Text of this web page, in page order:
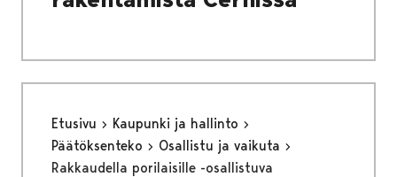
Etusivu
Kaupunki ja hallinto
Päätöksenteko
Osallistu ja vaikuta
Rakkaudella porilaisille -osallistuva